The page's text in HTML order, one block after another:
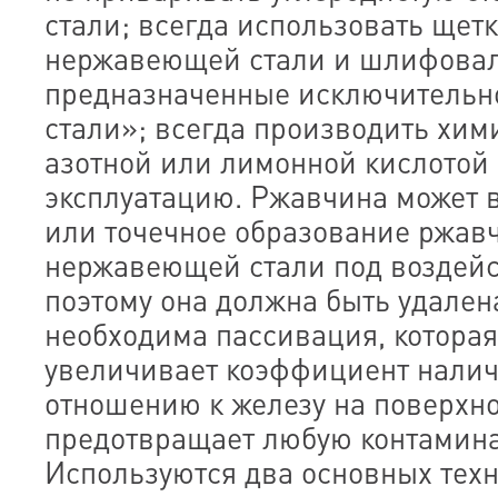
стали; всегда использовать
нержавеющей стали и
предназначенные
стали»; всегда производить
азотной или лимонной
эксплуатацию. Ржавчина может
или точечное образование
нержавеющей стали под
поэтому она должна быть
необходима пассивация,
увеличивает коэффициент
отношению к железу на
предотвращает любую
Используются два основных